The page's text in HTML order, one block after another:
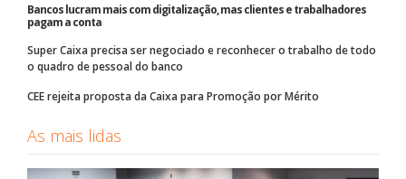
Bancos lucram mais com digitalização, mas clientes e trabalhadores
pagam a conta
Super Caixa precisa ser negociado e reconhecer o trabalho de todo
o quadro de pessoal do banco
CEE rejeita proposta da Caixa para Promoção por Mérito
As mais lidas